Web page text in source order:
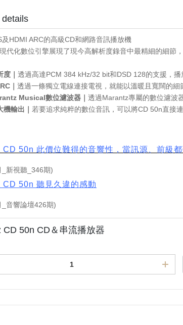
details
及HDMI ARC的高級CD和網路音訊播放機
代化數位引擎展現了現今高解析度錄音中最精細的細節
度｜ 透過高達PCM 384 kHz/32 bit和DSD 128的支援，播
｜ 透過一條獨立電線連接電視，就能以溫暖且寬闊的細
Musical數位濾波器｜ 透過Marantz專屬的數位濾波
機輸出｜ 若要追求純粹的數位音訊，可以將CD 50n直接
CD 50n 此價位難得的音響性，當訊源、前級都
新視聽_346期)
CD 50n 聽見久違的感動
音響論壇426期)
CD 50n CD＆串流播放器